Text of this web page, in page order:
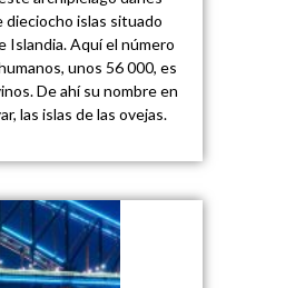
dieciocho islas situado
Islandia. Aquí el número
unos 56 000, es
De ahí su nombre en
las islas de las ovejas.